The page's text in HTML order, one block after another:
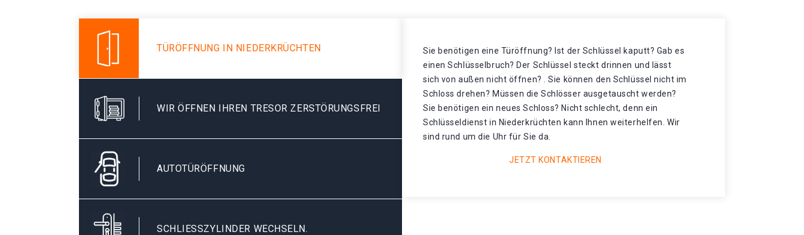
TÜRÖFFNUNG IN NIEDERKRÜCHTEN
WIR ÖFFNEN IHREN TRESOR ZERSTÖRUNGSFREI
AUTOTÜRÖFFNUNG
SCHLIESSZYLINDER WECHSELN.
Sie benötigen eine Türöffnung? Ist der Schlüssel kaputt? Gab es
einen Schlüsselbruch? Der Schlüssel steckt drinnen und lässt
sich von außen nicht öffnen? . Sie können den Schlüssel nicht im
Schloss drehen? Müssen die Schlösser ausgetauscht werden?
Sie benötigen ein neues Schloss? Nicht schlecht, denn ein
Schlüsseldienst in Niederkrüchten kann Ihnen weiterhelfen. Wir
sind rund um die Uhr für Sie da.
JETZT KONTAKTIEREN